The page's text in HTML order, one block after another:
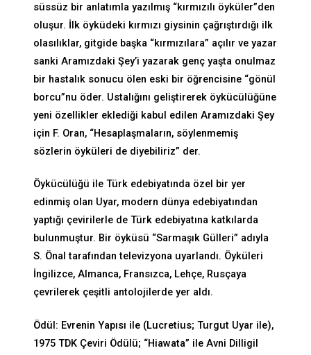
süssüz bir anlatımla yazılmış “kırmızılı öyküler”den
oluşur. İlk öyküdeki kırmızı giysinin çağrıştırdığı ilk
olasılıklar, gitgide başka “kırmızılara” açılır ve yazar
sanki Aramızdaki Şey’i yazarak genç yaşta onulmaz
bir hastalık sonucu ölen eski bir öğrencisine “gönül
borcu”nu öder. Ustalığını geliştirerek öykücülüğüne
yeni özellikler eklediği kabul edilen Aramızdaki Şey
için F. Oran, “Hesaplaşmaların, söylenmemiş
sözlerin öyküleri de diyebiliriz” der.
Öykücülüğü ile Türk edebiyatında özel bir yer
edinmiş olan Uyar, modern dünya edebiyatından
yaptığı çevirilerle de Türk edebiyatına katkılarda
bulunmuştur. Bir öyküsü “Sarmaşık Gülleri” adıyla
S. Önal tarafından televizyona uyarlandı. Öyküleri
İngilizce, Almanca, Fransızca, Lehçe, Rusçaya
çevrilerek çeşitli antolojilerde yer aldı.
Ödül: Evrenin Yapısı ile (Lucretius; Turgut Uyar ile),
1975 TDK Çeviri Ödülü; “Hiawata” ile Avni Dilligil